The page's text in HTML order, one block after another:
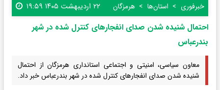
خبرفوری استان‌ها هرمزگان ۲۲ اردیبهشت ۱۴۰۵ ۱۹:۵۹
احتمال شنیده شدن صدای انفجارهای کنترل شده در شهر
بندرعباس
معاون سیاسی، امنیتی و اجتماعی استانداری هرمزگان از احتمال
شنیده شدن صدای انفجارهای کنترل شده در شهر بندرعباس خبر داد.